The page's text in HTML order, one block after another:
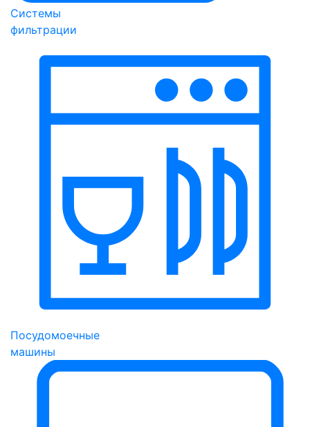
Системы
фильтрации
Посудомоечные
машины